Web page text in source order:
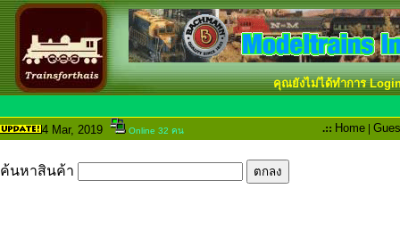
คุณยังไม่ได้ทำการ
4 Mar, 2019 Online 32 คน .:: Home |
ค้นหาสินค้า